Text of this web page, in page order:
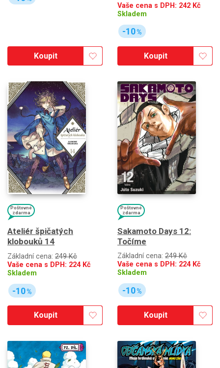
Koupit
Vaše cena s DPH: 242 Kč
Skladem
-10%
Koupit
Poštovné
zdarma
Ateliér špičatých
klobouků 14
Základní cena: 249 Kč
Vaše cena s DPH: 224Kč
Skladem
-10%
Koupit
Poštovné
zdarma
Sakamoto Days 12:
Točíme
Základní cena: 249 Kč
Vaše cena s DPH: 224Kč
Skladem
-10%
Koupit